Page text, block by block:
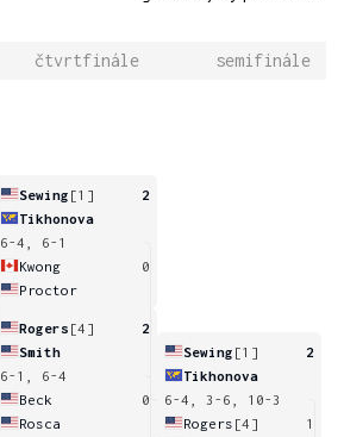
čtvrtfinále semifinále
Sewing [1]
2
Tikhonova
6-4, 6-1
Kwong
0
Proctor
Rogers [4]
2
Smith
6-1, 6-4
Beck
0
Rosca
Sewing [1]
2
Tikhonova
6-4, 3-6, 10-3
Rogers [4]
1